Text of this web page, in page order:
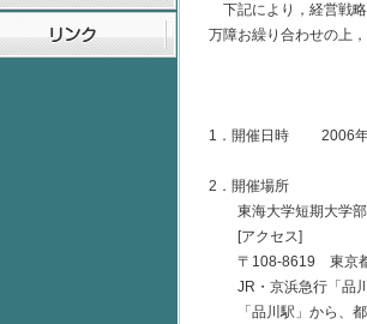
下記により，経営戦略
万障お繰り合わせの上
1．開催日時 2006年
2．開催場所
東海大学短期大学部
[アクセス]
〒108-8619 東京都
JR・京浜急行「品川
「品川駅」から、都